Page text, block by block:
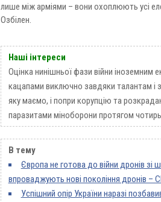
лише між арміями – вони охоплюють усі
Озбілен.
Наші інтереси
Оцінка нинішньої фази війни іноземним
кацапами виключно завдяки талантам і
яку маємо, і попри корупцію та
паразитами міноборони протягом
В тему
Європа не готова до війни дронів зі
впроваджують нові покоління дронів –
Успішний опір України наразі